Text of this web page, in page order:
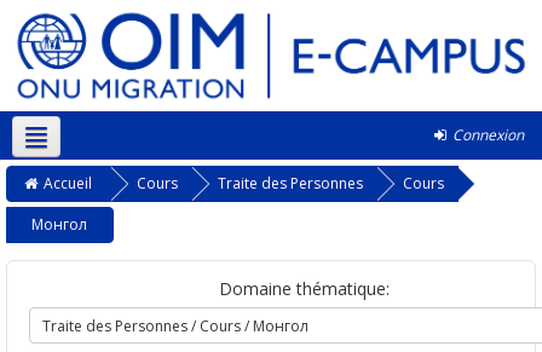
Connexion
Français ‎(fr)‎
Accueil Cours Traite des Personnes
Cours
Монгол
Domaine thématique: